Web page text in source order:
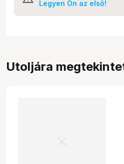
Legyen Ön az első!
Utoljára